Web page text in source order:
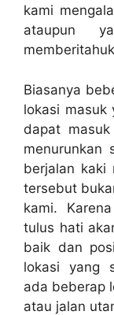
kami
ataupun
Biasanya
lokasi masuk
dapat
menurunkan
berjalan kaki
tersebut
kami.
tulus hati
baik dan
lokasi yang
ada beberap
atau jalan